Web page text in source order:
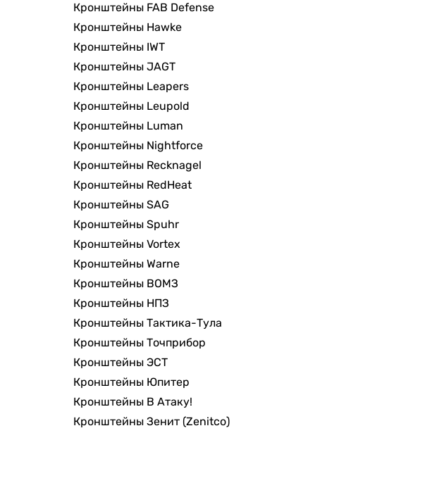
Кронштейны FAB Defense
Кронштейны Hawke
Кронштейны IWT
Кронштейны JAGT
Кронштейны Leapers
Кронштейны Leupold
Кронштейны Luman
Кронштейны Nightforce
Кронштейны Recknagel
Кронштейны RedHeat
Кронштейны SAG
Кронштейны Spuhr
Кронштейны Vortex
Кронштейны Warne
Кронштейны ВОМЗ
Кронштейны НПЗ
Кронштейны Тактика-Тула
Кронштейны Точприбор
Кронштейны ЭСТ
Кронштейны Юпитер
Кронштейны В Атаку!
Кронштейны Зенит (Zenitco)